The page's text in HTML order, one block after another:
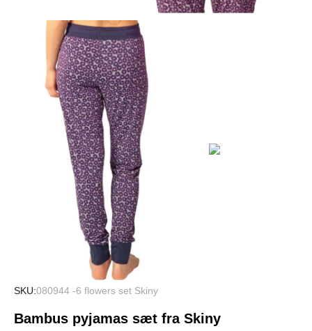
SKU 080944 -6 flowers set Skiny
Bambus pyjamas sæt fra Skiny